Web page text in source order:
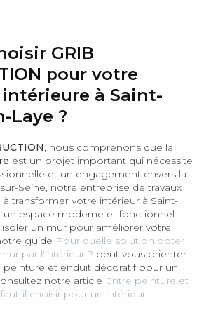
GRIB
pour votre
à Saint-
Laye ?
, nous comprenons que la
est un projet important qui nécessite
et un engagement envers la
Seine, notre entreprise de travaux
transformer votre intérieur à Saint-
un espace moderne et fonctionnel.
isoler un mur pour améliorer votre
guide Pour quelle solution opter
par l'intérieur ? peut vous orienter.
peinture et enduit décoratif pour un
notre article Entre peinture et
il choisir pour un intérieur